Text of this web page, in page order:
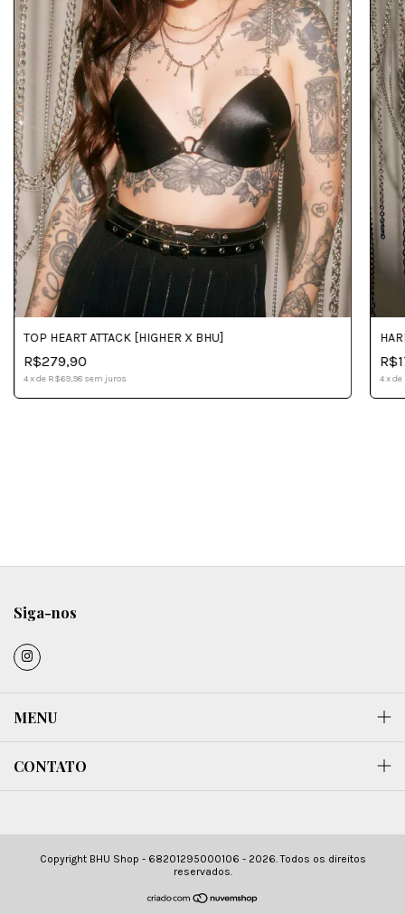
TOP HEART ATTACK [HIGHER X BHU]
R$279,90
4xde R$69,98 sem juros 4xde
Siga-nos
MENU
CONTATO
Copyright BHU Shop - 68201295000106 - 2026. Todos os direitos
reservados.